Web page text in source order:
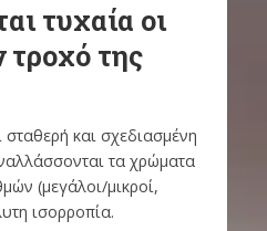
τυχαία οι
τροχό της
και σχεδιασμένη
τα χρώματα
(μεγάλοι/μικροί,
ισορροπία.